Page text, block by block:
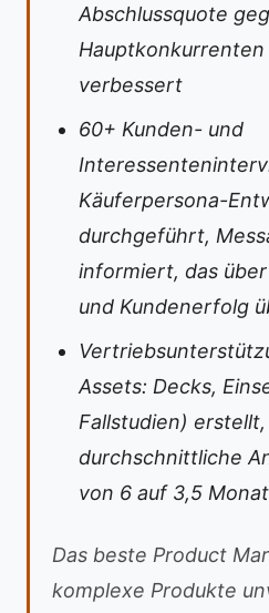
Abschlussquote
Hauptkonkurrenten
verbessert
60+ Kunden- und
Käuferpersona-
durchgeführt,
informiert, das
und Kundenerfolg
Assets: Decks,
Fallstudien)
durchschnittliche
von 6 auf 3,5
Das beste Product
komplexe Produkte